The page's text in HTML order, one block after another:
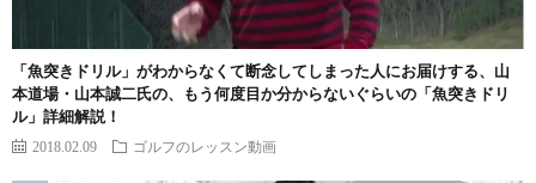
「魚突きドリル」がわからなくて断念してしまった人にお届けする、山
本道場・山本誠二氏の、もう何度目か分からないぐらいの「魚突きドリ
ル」詳細解説！
2018.02.09 ゴルフのレッスン動画